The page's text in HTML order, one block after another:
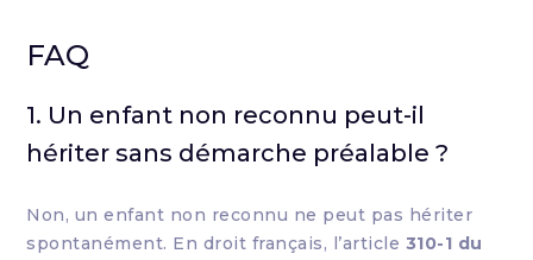
FAQ
1. Un enfant non reconnu peut-il
hériter sans démarche préalable ?
Non, un enfant non reconnu ne peut pas hériter
spontanément. En droit français, l’article 310-1 du